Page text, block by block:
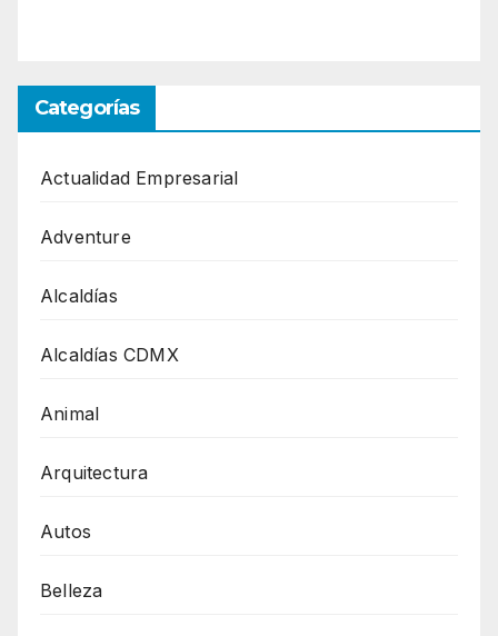
Categorías
Actualidad Empresarial
Adventure
Alcaldías
Alcaldías CDMX
Animal
Arquitectura
Autos
Belleza